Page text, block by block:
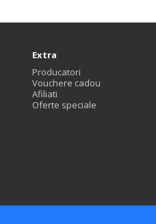
Extra
Producatori
Vouchere cadou
Afiliati
Oferte speciale